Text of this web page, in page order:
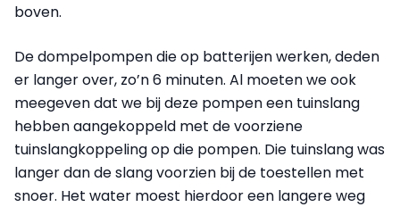
boven.
De dompelpompen die op batterijen werken, deden
er langer over, zo’n 6 minuten. Al moeten we ook
meegeven dat we bij deze pompen een tuinslang
hebben aangekoppeld met de voorziene
tuinslangkoppeling op die pompen. Die tuinslang was
langer dan de slang voorzien bij de toestellen met
snoer. Het water moest hierdoor een langere weg